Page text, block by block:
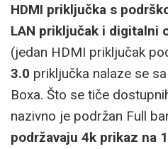
HDMI priključka s
LAN priključak i digitalni
(jedan HDMI priključak
3.0 priključka nalaze se
Boxa. Što se tiče
nazivno je podržan Full
podržavaju 4k prikaz na